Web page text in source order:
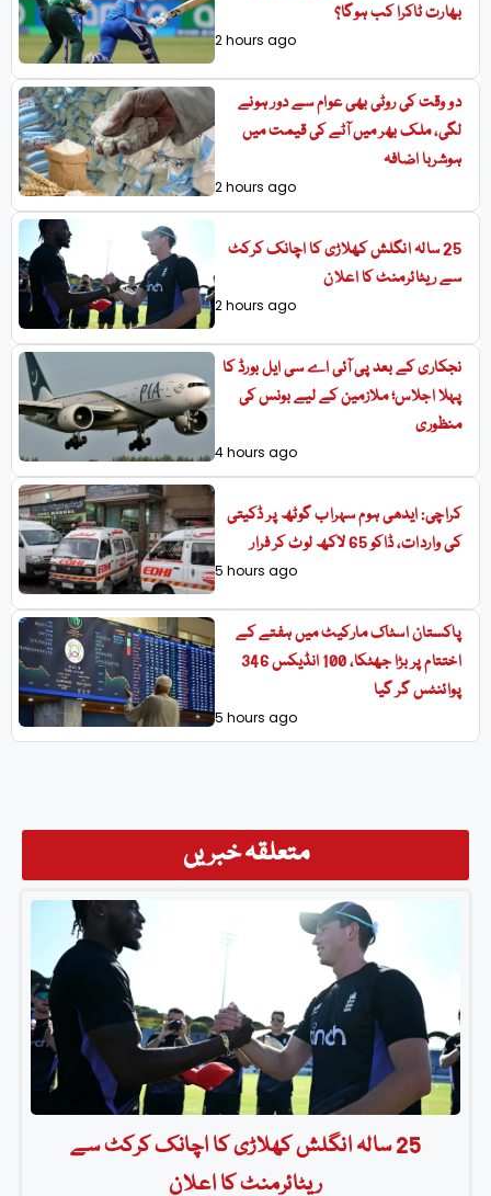
بھارت ٹاکرا کب ہوگا؟
2 hours ago
دو وقت کی روٹی بھی عوام سے دور ہونے
لگی، ملک بھر میں آٹے کی قیمت میں
ہوشربا اضافہ
2 hours ago
25 سالہ انگلش کھلاڑی کا اچانک کرکٹ
سے ریٹائرمنٹ کا اعلان
2 hours ago
نجکاری کے بعد پی آئی اے سی ایل بورڈ کا
پہلا اجلاس؛ ملازمین کے لیے بونس کی
منظوری
4 hours ago
کراچی: ایدھی ہوم سہراب گوٹھ پر ڈکیتی
کی واردات، ڈاکو 65 لاکھ لوٹ کر فرار
5 hours ago
پاکستان اسٹاک مارکیٹ میں ہفتے کے
اختتام پر بڑا جھٹکا، 100 انڈیکس 346
پوائنٹس گر گیا
5 hours ago
متعلقہ خبریں
25 سالہ انگلش کھلاڑی کا اچانک کرکٹ سے
ریٹائرمنٹ کا اعلان